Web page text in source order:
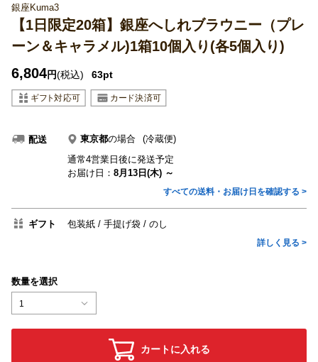
銀座Kuma3
【1日限定20箱】銀座へしれブラウニー（プレ
ーン＆キャラメル)1箱10個入り(各5個入り)
6,804円(税込) 63pt
配送 東京都の場合
(冷蔵便)
通常4営業日後に発送予定
お届け日： 8月13日(木) ～
すべての送料・お届け日を確認する >
ギフト 包装紙 手提げ袋 のし
詳しく見る >
数量を選択
1
カートに入れる